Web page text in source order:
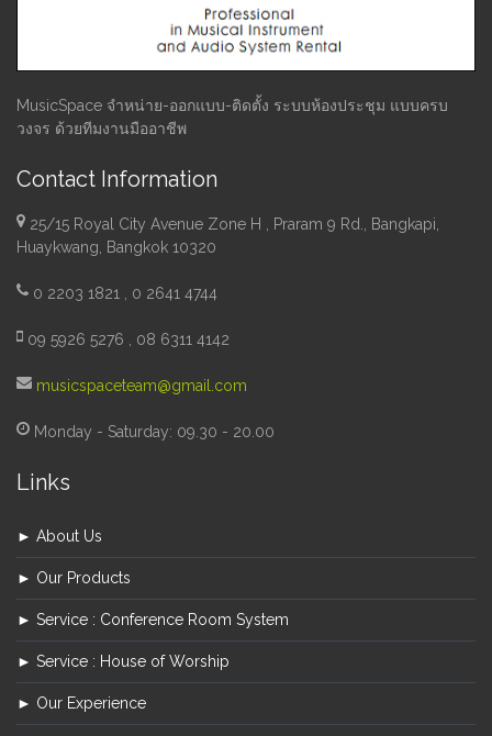
MusicSpace จำหน่าย-ออกแบบ-ติดตั้ง ระบบห้องประชุม แบบครบ
วงจร ด้วยทีมงานมืออาชีพ
Contact Information
25/15 Royal City Avenue Zone H , Praram 9 Rd., Bangkapi,
Huaykwang, Bangkok 10320
0 2203 1821 , 0 2641 4744
09 5926 5276 , 08 6311 4142
musicspaceteam@gmail.com
Monday - Saturday: 09.30 - 20.00
Links
► About Us
► Our Products
► Service : Conference Room System
► Service : House of Worship
► Our Experience